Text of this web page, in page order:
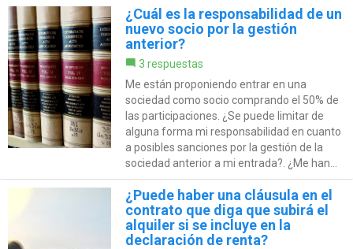
¿Cuál es la responsabilidad de un
nuevo socio por la gestión
anterior?
3 respuestas
Me están proponiendo entrar en una
sociedad como socio comprando el 50% de
las participaciones. ¿Se puede limitar de
alguna forma mi responsabilidad en cuanto
a posibles sanciones por la gestión de la
sociedad anterior a mi entrada?. ¿Me han...
¿Puede haber una cláusula en el
contrato que diga que subirá el
alquiler si se incluye en la
declaración de renta?